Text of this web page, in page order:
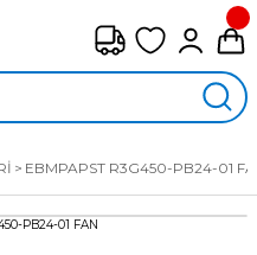
EBMPAPST R3G450-PB24-01